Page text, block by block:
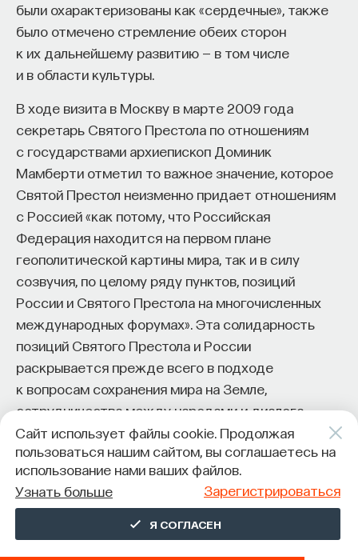
были охарактеризованы как «сердечные», также
было отмечено стремление обеих сторон
к их дальнейшему развитию — в том числе
и в области культуры.
В ходе визита в Москву в марте 2009 года
секретарь Святого Престола по отношениям
с государствами архиепископ Доминик
Мамберти отметил то важное значение, которое
Святой Престол неизменно придает отношениям
с Россией «как потому, что Российская
Федерация находится на первом плане
геополитической картины мира, так и в силу
созвучия, по целому ряду пунктов, позиций
России и Святого Престола на многочисленных
международных форумах». Эта солидарность
позиций Святого Престола и России
раскрывается прежде всего в подходе
к вопросам сохранения мира на Земле,
сотрудничества между народами и диалога
между культурами, по проблемам бедности
и голода, защиты человеческой жизни и семьи,
борьбы за свободу вероисповедания, развития
биогенетических исследований в соотношении
с достоинством человеческой личности, начиная
с первого момента её существования.
Сайт использует файлы cookie. Продолжая
пользоваться нашим сайтом, вы соглашаетесь на
использование нами ваших файлов.
Узнать больше
Зарегистрироваться
Я СОГЛАСЕН